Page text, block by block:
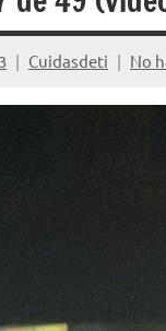
Cuidasdeti No